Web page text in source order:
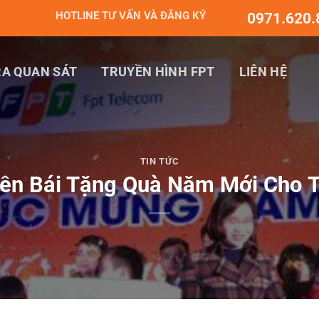
HOTLINE TƯ VẤN VÀ ĐĂNG KÝ
QUAN SÁT TRUYỀN HÌNH FPT LIÊN HỆ
TIN TỨC
Bái Tặng Quà Năm Mới Cho